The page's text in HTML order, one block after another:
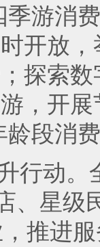
季游消
开放
探索
，开
龄段消
行动
、星级
推进